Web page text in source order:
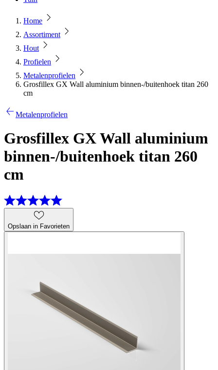
Home
Assortiment
Hout
Profielen
Metalenprofielen
Grosfillex GX Wall aluminium binnen-/buitenhoek titan 260
cm
Metalenprofielen
Grosfillex GX Wall aluminium
binnen-/buitenhoek titan 260
cm
Opslaan in Favorieten